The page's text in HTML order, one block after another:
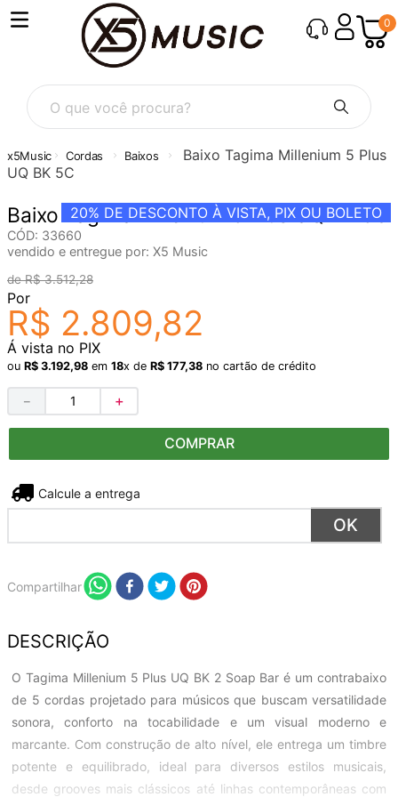
0
O que você procura?
Cordas Baixos
Baixo Tagima Millenium 5 Plus
UQ BK 5C
20% DE DESCONTO À VISTA, PIX OU BOLETO
Baixo Tagima Millenium 5 Plus UQ BK 5C
CÓD: 33660
vendido e entregue por: X5 Music
R$ 3.512,28
Por
R$ 2.809,82
Á vista no PIX
ou R$ 3.192,98 em 18x de R$ 177,38 no cartão de crédito
＋
－
COMPRAR
Não sei meu CEP
Compartilhar
DESCRIÇÃO
O Tagima Millenium 5 Plus UQ BK 2 Soap Bar é um contrabaixo
de 5 cordas projetado para músicos que buscam versatilidade
sonora, conforto na tocabilidade e um visual moderno e
marcante. Com construção de alto nível, ele entrega um timbre
potente e equilibrado, ideal para diversos estilos musicais,
desde grooves mais clássicos até linhas contemporâneas com